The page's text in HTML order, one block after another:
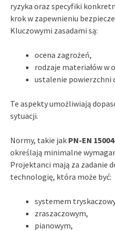
ryzyka oraz specyfiki
krok w zapewnieniu
Kluczowymi zasadami są:
ocena zagrożeń,
rodzaje materiałów w
ustalenie powierzchni
Te aspekty umożliwiają
sytuacji.
Normy, takie jak PN-EN
określają minimalne
Projektanci mają za zadanie
technologię, która może być:
systemem
zraszaczowym,
pianowym,